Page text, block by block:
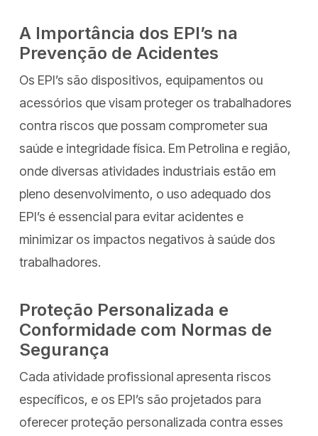
A Importância dos EPI’s na
Prevenção de Acidentes
Os EPI’s são dispositivos, equipamentos ou
acessórios que visam proteger os trabalhadores
contra riscos que possam comprometer sua
saúde e integridade física. Em Petrolina e região,
onde diversas atividades industriais estão em
pleno desenvolvimento, o uso adequado dos
EPI’s é essencial para evitar acidentes e
minimizar os impactos negativos à saúde dos
trabalhadores.
Proteção Personalizada e
Conformidade com Normas de
Segurança
Cada atividade profissional apresenta riscos
específicos, e os EPI’s são projetados para
oferecer proteção personalizada contra esses